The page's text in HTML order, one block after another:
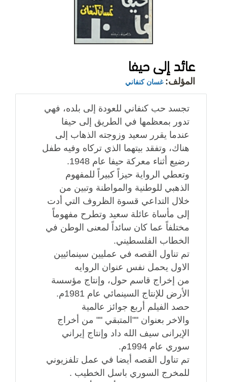
عائد إلى حيفا
المؤلف: غسان كنفاني
تجسد حب كنفاني للعودة إلى بلده، فهي
تدور بمعظمها في الطريق إلى حيفا
عندما يقرر سعيد وزوجته الذهاب إلى
هناك، وتفقد بيتهما الذي تركاه وفيه طفل
رضيع أثناء معركة حيفا عام 1948.
وتعطي الرواية حيزاً كبيراً للمفهوم
الذهبي للوطنية والمواطنة وتبين من
خلال التداعي قسوة الظروف التي أدت
إلى مأساة عائلة سعيد وتطرح مفهوماً
مختلفاً عما كان سائداً لمعنى الوطن في
الخطاب الفلسطيني.
تم تناول القصه في عمليين سينمائيين
الاول يحمل نفس عنوان الروايه
من إخراج قاسم حول، وإنتاج مؤسسة
الأرض للإنتاج السينمائي عام 1981م.
حصد الفيلم أربع جوائز عالمية
والاخر بعنوان ""المتبقي "" من أخراج
الإيرانى سيف الله داد وإنتاج إيراني
سوري عام 1994م.
تم تناول القصه أيضا في عمل تلفزيوني
للمخرج السوري باسل الخطيب .